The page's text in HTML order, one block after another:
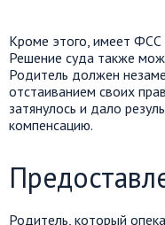
Кроме этого, имеет ФСС
Решение суда также
Родитель должен
отстаиванием своих
затянулось и дало
компенсацию.
Родитель, который